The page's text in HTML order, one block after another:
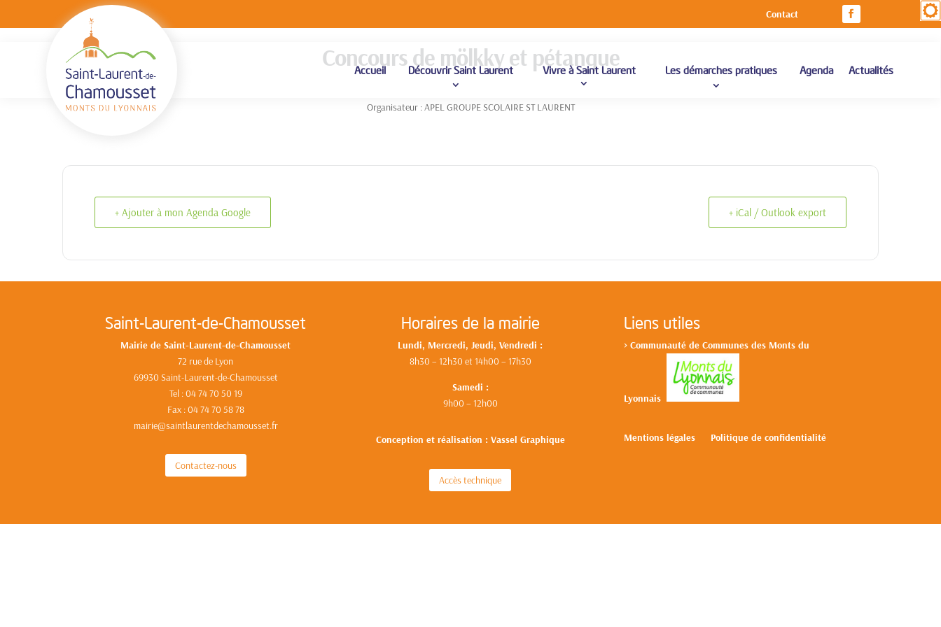
Contact
Accueil Découvrir Saint Laurent Vivre à Saint Laurent Les démarches pratiques Agenda Actualités
Concours de mölkky et pétanque
Organisateur : APEL GROUPE SCOLAIRE ST LAURENT
+ Ajouter à mon Agenda Google + iCal / Outlook export
Saint-Laurent-de-Chamousset
Mairie de Saint-Laurent-de-Chamousset
72 rue de Lyon
69930 Saint-Laurent-de-Chamousset
Tel : 04 74 70 50 19
Fax : 04 74 70 58 78
mairie@saintlaurentdechamousset.fr
Contactez-nous
Horaires de la mairie
Lundi, Mercredi, Jeudi, Vendredi :
8h30 – 12h30 et 14h00 – 17h30
Samedi :
9h00 – 12h00
Conception et réalisation : Vassel Graphique
Accès technique
Liens utiles
> Communauté de Communes des Monts du
Lyonnais
Mentions légales Politique de confidentialité